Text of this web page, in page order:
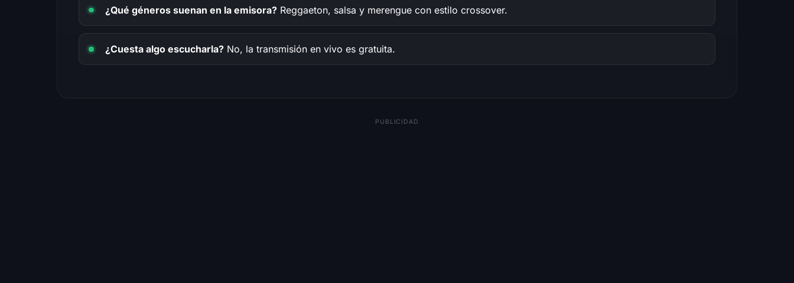
¿Qué géneros suenan en la emisora? Reggaeton, salsa y merengue con estilo crossover.
¿Cuesta algo escucharla? No, la transmisión en vivo es gratuita.
PUBLICIDAD